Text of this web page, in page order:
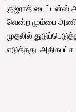
குஜராத் டைட்டன்ஸ்
வென்ற மும்பை அணி
முதலில்
எடுத்தது.